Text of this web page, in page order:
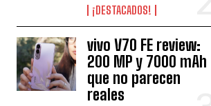
¡DESTACADOS!
vivo V70 FE review:
200 MP y 7000 mAh
que no parecen
reales